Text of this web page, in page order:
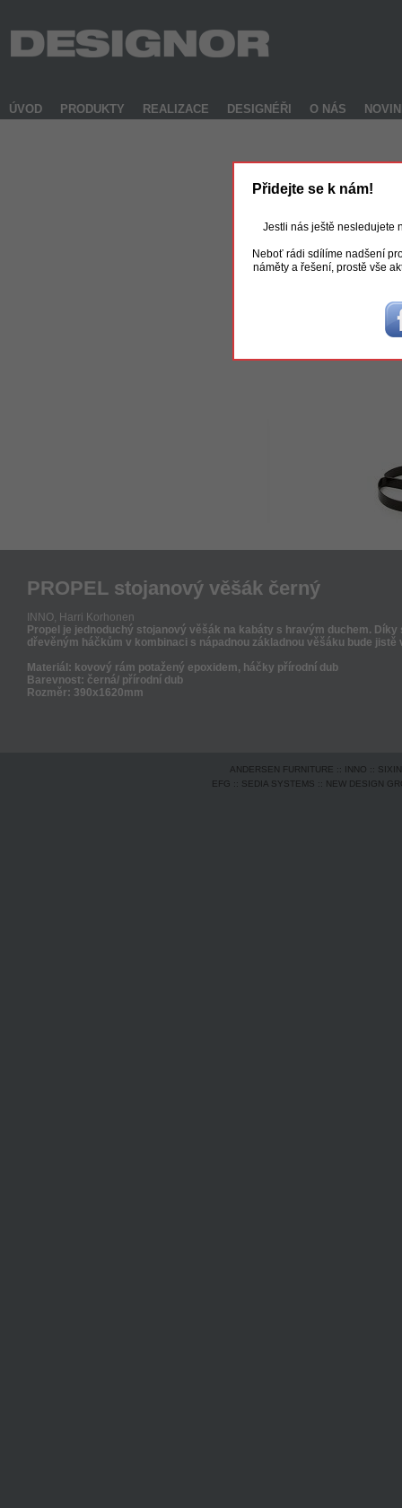
ÚVOD PRODUKTY REALIZACE DESIGNÉŘI O NÁS
PROPEL stojanový věšák černý
INNO, Harri Korhonen
Propel je jednoduchý stojanový věšák na kabáty s hravým duchem.
dřevěným háčkům v kombinaci s nápadnou základnou věšáku bude
Materiál: kovový rám potažený epoxidem, háčky přírodní dub
Barevnost: černá/ přírodní dub
Rozměr: 390x1620mm
ANDERSEN FURNITURE :: INNO ::
EFG :: SEDIA SYSTEMS :: NEW DESIGN
Přidejte se k nám!
Jestli nás ještě nesledujete
Neboť rádi sdílíme nadšení
náměty a řešení, prostě vše